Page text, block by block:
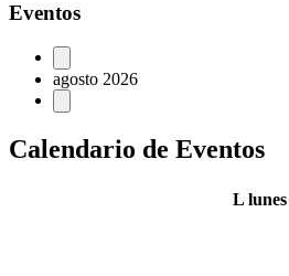
Eventos
agosto 2026
Calendario de Eventos
L lunes